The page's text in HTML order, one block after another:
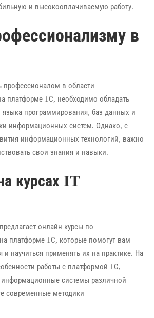
и высокооплачиваемую работу.
в
профессионалом в области
платформе 1С, необходимо обладать
программирования, баз данных и
информационных систем. Однако, с
информационных технологий, важно
свои знания и навыки.
курсах IT
онлайн курсы по
платформе 1С, которые помогут вам
и научиться применять их на практике. На
работы с платформой 1С,
информационные системы различной
современные методики